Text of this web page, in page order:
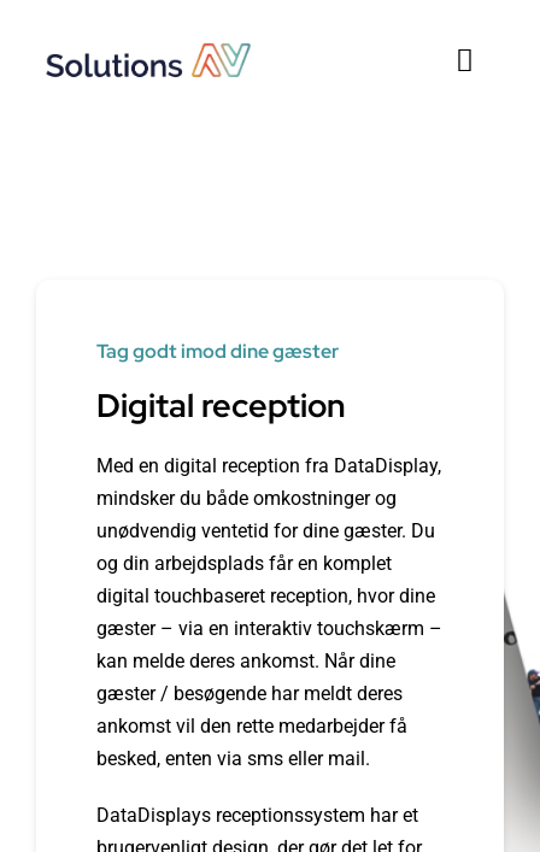
content
Data Display
Sports kamera
Kontakt
Tag godt imod dine gæster
Digital reception
Med en digital reception fra DataDisplay,
mindsker du både omkostninger og
unødvendig ventetid for dine gæster. Du
og din arbejdsplads får en komplet
digital touchbaseret reception, hvor dine
gæster – via en interaktiv touchskærm –
kan melde deres ankomst. Når dine
gæster / besøgende har meldt deres
ankomst vil den rette medarbejder få
besked, enten via sms eller mail.
DataDisplays receptionssystem har et
brugervenligt design, der gør det let for